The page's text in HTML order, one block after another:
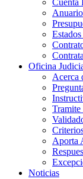
Cuenta
Oficina
Acerca
Tramite
Aporta
Noticias